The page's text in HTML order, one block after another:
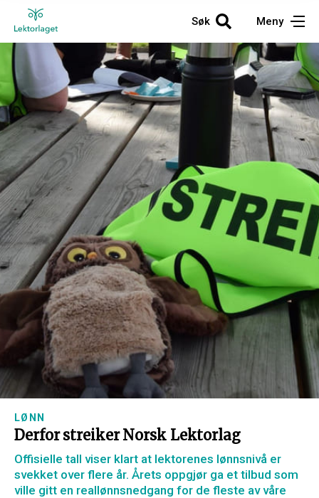
Søk Meny
LØNN
Derfor streiker Norsk Lektorlag
Offisielle tall viser klart at lektorenes lønnsnivå er
svekket over flere år. Årets oppgjør ga et tilbud som
ville gitt en reallønnsnedgang for de fleste av våre